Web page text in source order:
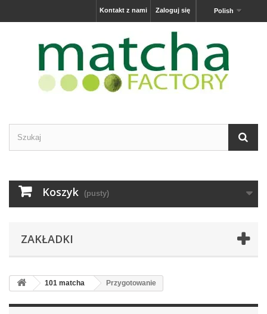
Polish
Zaloguj się
Kontakt z nami
Koszyk (pusty)
ZAKŁADKI
101 matcha Przygotowanie